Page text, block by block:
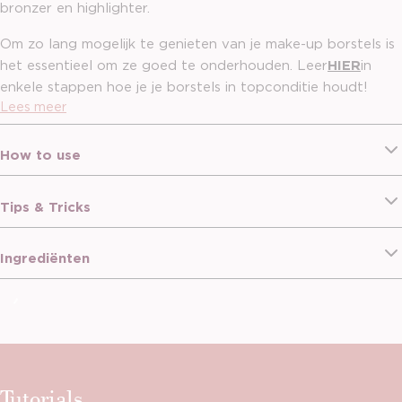
bronzer en highlighter.
Om zo lang mogelijk te genieten van je make-up borstels is
het essentieel om ze goed te onderhouden. LeerHIERin
enkele stappen hoe je je borstels in topconditie houdt!
Personaliseer deze producten met een door jou gekozen
(bij)naam, en je hebt het ultieme geschenk! Hiermee maak je
gegarandeerd een blijvende indruk die even uniek is als de
cadeau te doen ;-) *opgelet: deze producten zijn niet
retourneerbaar! Hou ook rekening met een iets langere
levertijd bij producten die gepersonaliseerd worden.
Lees meer
How to use
Tips & Tricks
Ingrediënten